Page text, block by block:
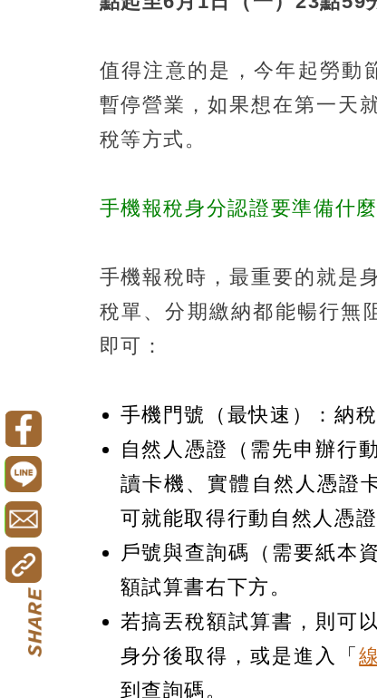
值得注意的是，今年起勞動
暫停營業，如果想在第一天
稅等方式。
手機報稅身分認證要準備什麼
手機報稅時，最重要的就是
稅單、分期繳納都能暢行無
即可：
手機門號（最快速）：納
自然人憑證（需先申辦行
讀卡機、實體自然人憑證
可就能取得行動自然人憑證
戶號與查詢碼（需要紙本
額試算書右下方。
若搞丟稅額試算書，則可
身分後取得，或是進入「
到查詢碼。